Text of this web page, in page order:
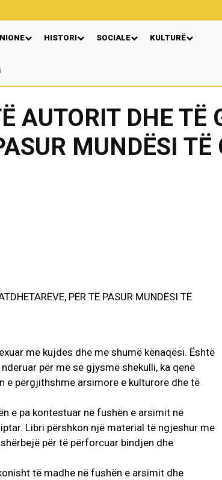
HISTORI SOCIALE KULTURË
– NJË EMËR I NJOHUR I DIASPORËS SHQIPTARE NË ITALI
AUTORIT DHE TË
MUNDËSI
PËR TË PASUR MUNDËSI TË
me kujdes dhe me shumë kënaqësi. Është
për më se gjysmë shekulli, ka qenë
e përgjithshme arsimore e kulturore dhe të
e pa kontestuar në fushën e arsimit në
Libri përshkon një material të ngjeshur me
për të përforcuar bindjen dhe
të madhe në fushën e arsimit dhe
I
Pregaditi Gjin Musa-Rome-
Gjin Musa - 8 Shtator 2025 0